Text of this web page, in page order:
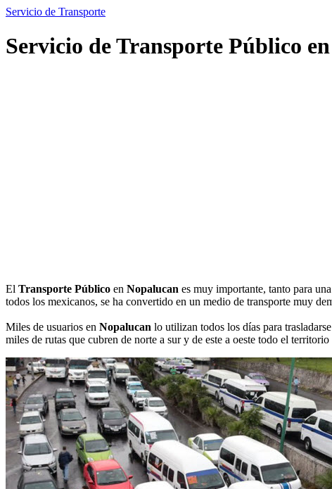
Servicio de Transporte
Servicio de Transporte Público
El Transporte Público en Nopalucan es muy importante, tanto para
todos los mexicanos, se ha convertido en un medio de transporte muy
Miles de usuarios en Nopalucan lo utilizan todos los días para
miles de rutas que cubren de norte a sur y de este a oeste todo el